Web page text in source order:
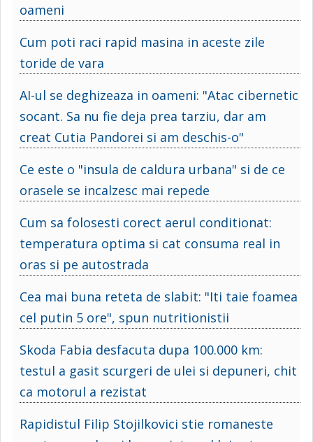
oameni
Cum poti raci rapid masina in aceste zile
toride de vara
AI-ul se deghizeaza in oameni: "Atac cibernetic
socant. Sa nu fie deja prea tarziu, dar am
creat Cutia Pandorei si am deschis-o"
Ce este o "insula de caldura urbana" si de ce
orasele se incalzesc mai repede
Cum sa folosesti corect aerul conditionat:
temperatura optima si cat consuma real in
oras si pe autostrada
Cea mai buna reteta de slabit: "Iti taie foamea
cel putin 5 ore", spun nutritionistii
Skoda Fabia desfacuta dupa 100.000 km:
testul a gasit scurgeri de ulei si depuneri, chit
ca motorul a rezistat
Rapidistul Filip Stojilkovici stie romaneste